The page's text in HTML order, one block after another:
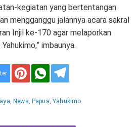
kegiatan yang bertentangan
mengganggu jalannya acara sakral
Injil ke-170 agar melaporkan
imbaunya.
, News, Papua,Yahukimo